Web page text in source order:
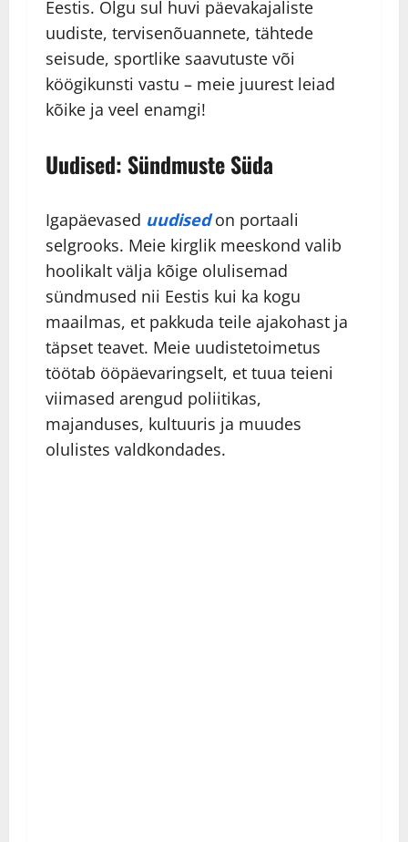
Eestis. Olgu sul huvi päevakajaliste
uudiste, tervisenõuannete, tähtede
seisude, sportlike saavutuste või
köögikunsti vastu – meie juurest leiad
kõike ja veel enamgi!
Uudised: Sündmuste Süda
Igapäevased uudisedon portaali
selgrooks. Meie kirglik meeskond valib
hoolikalt välja kõige olulisemad
sündmused nii Eestis kui ka kogu
maailmas, et pakkuda teile ajakohast ja
täpset teavet. Meie uudistetoimetus
töötab ööpäevaringselt, et tuua teieni
viimased arengud poliitikas,
majanduses, kultuuris ja muudes
olulistes valdkondades.